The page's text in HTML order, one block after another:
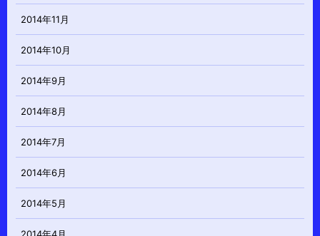
2014年11月
2014年10月
2014年9月
2014年8月
2014年7月
2014年6月
2014年5月